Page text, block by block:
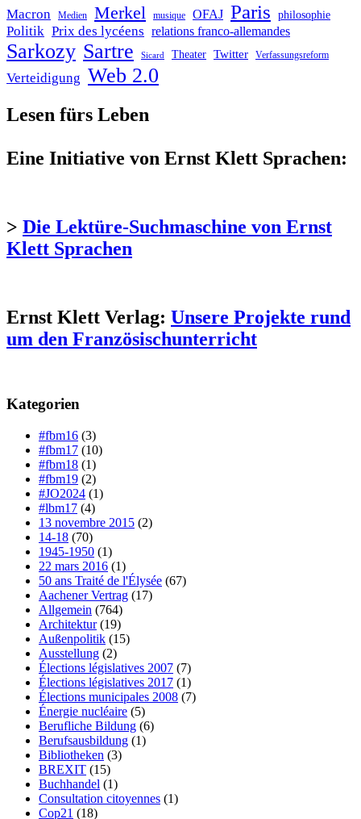
Macron Medien Merkel musique OFAJ Paris philosophie
Politik Prix des lycéens relations franco-allemandes
Sarkozy Sartre Sicard Theater Twitter Verfassungsreform
Verteidigung Web 2.0
Lesen fürs Leben
Eine Initiative von Ernst Klett Sprachen:
> Die Lektüre-Suchmaschine von Ernst
Klett Sprachen
Ernst Klett Verlag: Unsere Projekte rund
um den Französischunterricht
Kategorien
#fbm16 (3)
#fbm17 (10)
#fbm18 (1)
#fbm19 (2)
#JO2024 (1)
#lbm17 (4)
13 novembre 2015 (2)
14-18 (70)
1945-1950 (1)
22 mars 2016 (1)
50 ans Traité de l'Élysée (67)
Aachener Vertrag (17)
Allgemein (764)
Architektur(19)
Außenpolitik (15)
Ausstellung (2)
Élections législatives 2007 (7)
Élections législatives 2017 (1)
Élections municipales 2008 (7)
Énergie nucléaire (5)
Berufliche Bildung (6)
Berufsausbildung (1)
Bibliotheken (3)
BREXIT (15)
Buchhandel (1)
Consultation citoyennes (1)
Cop21 (18)